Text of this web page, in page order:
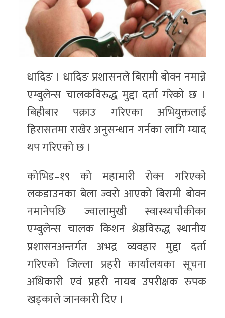
स्वास्थ्य/
रोचक
अन्तर्वार्ताधादिङ । धादिङ प्रशासनले बिरामी बोक्न नमान्ने
एम्बुलेन्स चालकविरुद्ध मुद्दा दर्ता गरेको छ ।
बिहीबार पक्राउ गरिएका अभियुक्तलाई
हिरासतमा राखेर अनुसन्धान गर्नका लागि म्याद
थप गरिएको छ ।
कोभिड–१९ को महामारी रोक्न गरिएको
लकडाउनका बेला ज्वरो आएको बिरामी बोक्न
नमानेपछि ज्वालामुखी स्वास्थ्यचौकीका
एम्बुलेन्स चालक किशन श्रेष्ठविरुद्ध स्थानीय
प्रशासनअन्तर्गत अभद्र व्यवहार मुद्दा दर्ता
गरिएको जिल्ला प्रहरी कार्यालयका सूचना
अधिकारी एवं प्रहरी नायब उपरीक्षक रुपक
खड्काले जानकारी दिए ।